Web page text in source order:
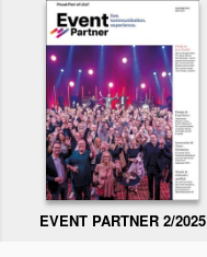
EVENT PARTNER 2/2025